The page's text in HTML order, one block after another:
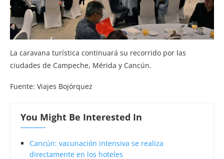
La caravana turística continuará su recorrido por las
ciudades de Campeche, Mérida y Cancún.
Fuente: Viajes Bojórquez
You Might Be Interested In
Cancún: vacunación intensiva se realiza
directamente en los hoteles